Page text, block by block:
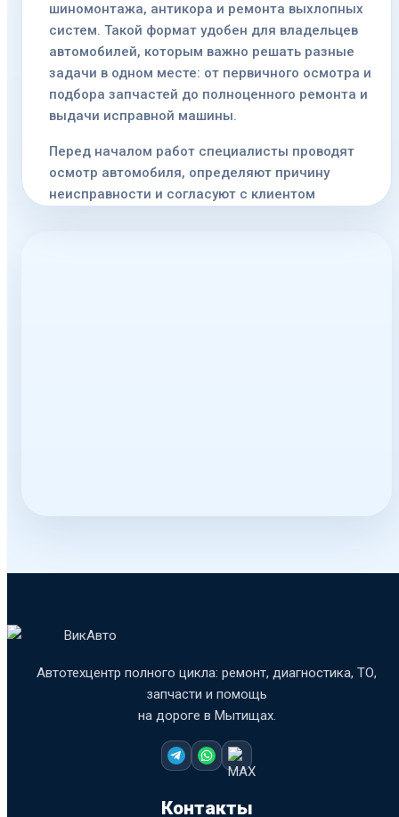
шиномонтажа, антикора и ремонта выхлопных
систем. Такой формат удобен для владельцев
автомобилей, которым важно решать разные
задачи в одном месте: от первичного осмотра и
подбора запчастей до полноценного ремонта и
выдачи исправной машины.
Перед началом работ специалисты проводят
осмотр автомобиля, определяют причину
неисправности и согласуют с клиентом
вибрации, ошибки на панели приборов,
автомобиля в сторону. Чем раньше выявлена
ремонта.
Плановое техническое обслуживание включает
замену масла, фильтров, свечей зажигания,
тормозных колодок, ремней, технических
жидкостей и других расходных материалов.
Регулярное ТО помогает поддерживать
Автотехцентр полного цикла: ремонт, диагностика, ТО,
запчасти и помощь
на дороге в Мытищах.
Контакты